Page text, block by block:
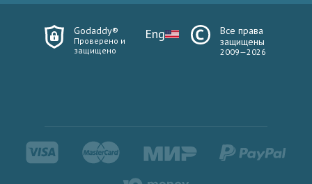
Godaddy®
Проверено и
защищено
Eng
Все права
защищены
2009—2026